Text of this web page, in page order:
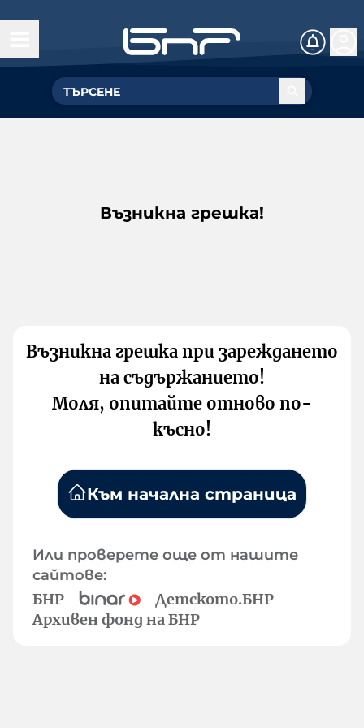
Възникна грешка!
Възникна грешка при зареждането
на съдържанието!
Моля, опитайте отново по-
късно!
Към начална страница
Или проверете още от нашите
сайтове:
БНР
Детското.БНР
Архивен фонд на БНР